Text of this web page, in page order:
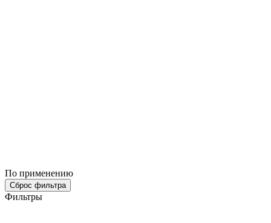
По применению
Сброс фильтра
Фильтры